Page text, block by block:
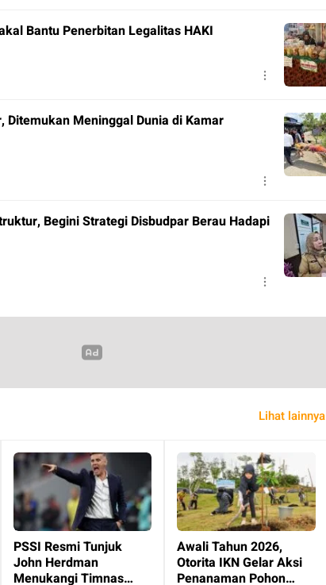
Bantu Penerbitan Legalitas HAKI
Ditemukan Meninggal Dunia di Kamar
Begini Strategi Disbudpar Berau Hadapi
Lihat lainnya
PSSI Resmi Tunjuk
John Herdman
Menukangi Timnas
Awali Tahun 2026,
Otorita IKN Gelar Aksi
Penanaman Pohon